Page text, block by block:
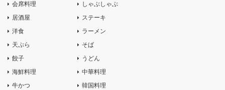
会席料理
居酒屋
洋食
天ぷら
餃子
海鮮料理
牛かつ
しゃぶしゃぶ
ステーキ
ラーメン
そば
うどん
中華料理
韓国料理